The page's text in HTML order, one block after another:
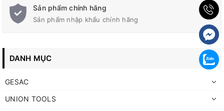
Sản phẩm chính hãng
Sản phẩm nhập khẩu chính hãng
DANH MỤC
GESAC
UNION TOOLS